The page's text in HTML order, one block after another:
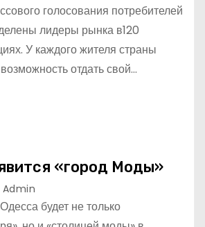
голосования потребителей
лидеры рынка в120
У каждого жителя страны
отдать свой…
«город Моды»
Admin
будет не только